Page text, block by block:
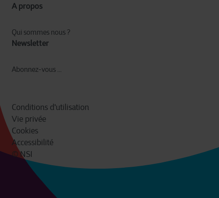
A propos
Qui sommes nous ?
Newsletter
Abonnez-vous ...
Conditions d'utilisation
Vie privée
Cookies
Accessibilité
© NSI